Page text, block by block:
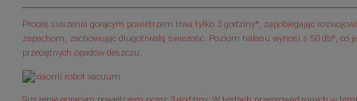
Proces suszenia gorącym powietrzem trwa tylko 3 godziny*, zapobiegając
zapachom, zachowując długotrwałą świeżość. Poziom hałasu wynosi ≤ 50 db*, co
przeciętnych opadów deszczu.